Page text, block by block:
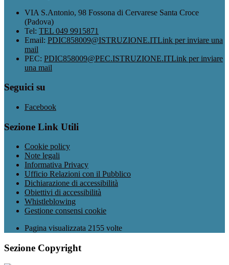
VIA S.Antonio, 98 Fossona di Cervarese Santa Croce
(Padova)
Tel: TEL 049 9915871
Email: PDIC858009@ISTRUZIONE.ITLink per inviare una
mail
PEC: PDIC858009@PEC.ISTRUZIONE.ITLink per inviare
una mail
Seguici su
Facebook
Sezione Link Utili
Cookie policy
Note legali
Informativa Privacy
Ufficio Relazioni con il Pubblico
Dichiarazione di accessibilità
Obiettivi di accessibilità
Whistleblowing
Gestione consensi cookie
Pagina visualizzata 2155 volte
Sezione Copyright